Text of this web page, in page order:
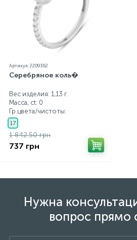
Артикул: 2209362
Серебряное коль�
Вес изделия: 1,13 г.
Масса, ct: 0
Гр.цвета/чистоты:
17
1 842.50 грн
737 грн
Нужна
вопрос прямо